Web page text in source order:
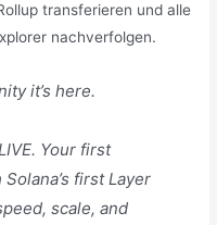
transferieren und alle
nachverfolgen.
it’s here.
Your first
first Layer
scale, and